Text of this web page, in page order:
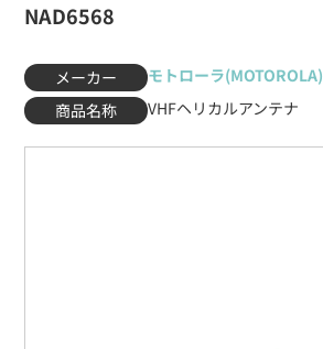
NAD6568
メーカー
モトローラ(MOTOROLA)
商品名称
VHFヘリカルアンテナ